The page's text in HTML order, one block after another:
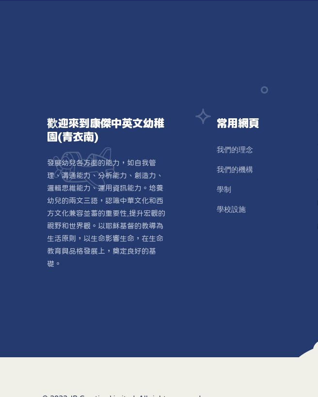
歡迎來到康傑中英文幼稚
園(青衣南)
發展幼兒各方面的能力，如自我管
理、溝通能力、分析能力、創造力、
邏輯思維能力、運用資訊能力。培養
幼兒的兩文三語，認識中華文化和西
方文化兼容並蓄的重要性,提升宏觀的
視野和世界觀。以耶穌基督的教導為
生活原則，以生命影響生命，在生命
教育與品格發展上，奠定良好的基
礎。
常用網頁
我們的理念
我們的機構
學制
學校設施